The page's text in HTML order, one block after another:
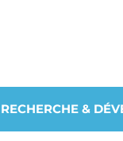
RECHERCHE &